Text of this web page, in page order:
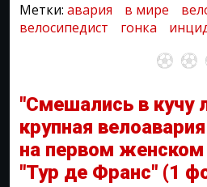
Метки: авария в мире
велосипедист
гонка
"Смешались в кучу
крупная
на первом женском
"Тур де Франс" (1